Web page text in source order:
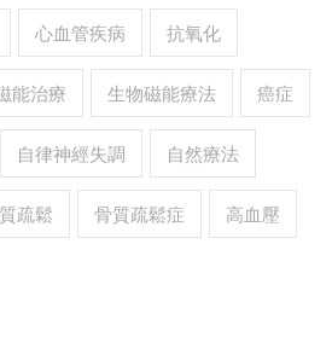
心血管疾病 抗氧化
能治療 生物磁能療法 癌症
自律神經失調 自然療法
疏鬆 骨質疏鬆症 高血壓